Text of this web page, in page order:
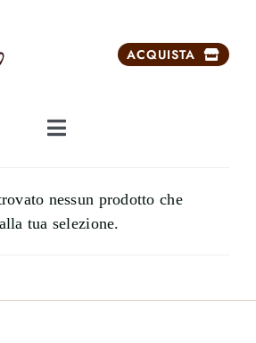
ACQUISTA
Toggle
nessun prodotto che
tua selezione.